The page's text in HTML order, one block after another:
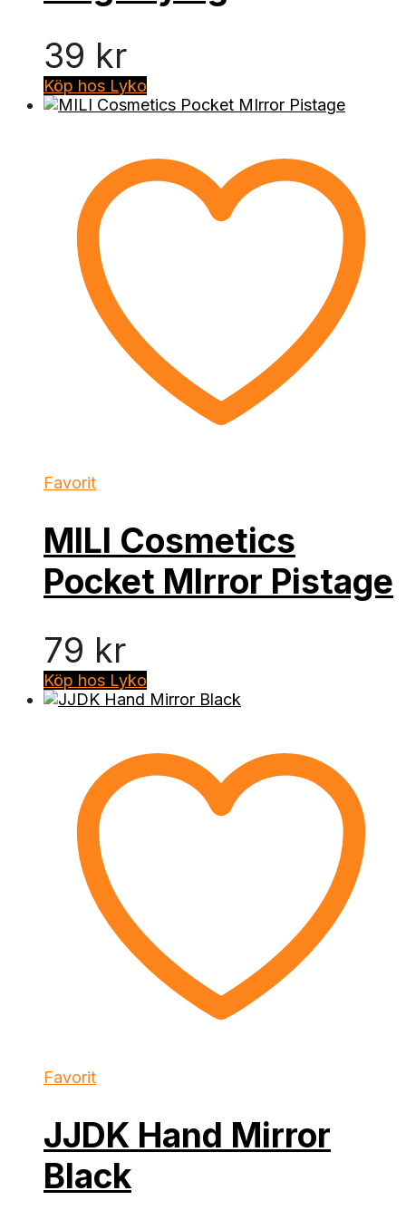
39 kr
Köp hos Lyko
Favorit
MILI Cosmetics
Pocket MIrror Pistage
79 kr
Köp hos Lyko
Favorit
JJDK Hand Mirror
Black